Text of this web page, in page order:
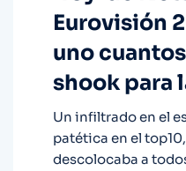
Eurovisión
uno
shook para
Un infiltrado en el
patética en el
descolocaba a